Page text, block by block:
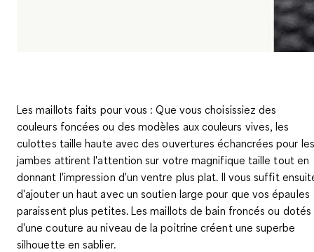
Les maillots faits pour vous : Que vous choisissiez des
couleurs foncées ou des modèles aux couleurs vives, les
culottes taille haute avec des ouvertures échancrées pour les
jambes attirent l'attention sur votre magnifique taille tout en
donnant l'impression d'un ventre plus plat. Il vous suffit
d'ajouter un haut avec un soutien large pour que vos épaules
paraissent plus petites. Les maillots de bain froncés ou dotés
d'une couture au niveau de la poitrine créent une superbe
silhouette en sablier.